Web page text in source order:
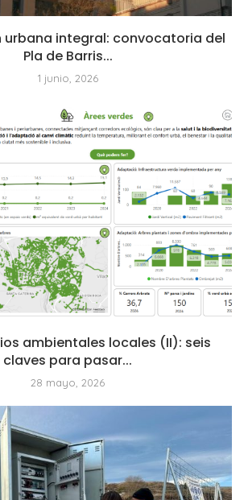
urbana integral: convocatoria del
Pla de Barris...
1 junio, 2026
ambientales locales (II): seis
claves para pasar...
28 mayo, 2026